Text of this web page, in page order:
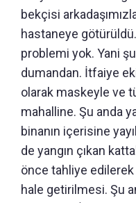
bekçisi
hastaneye
problemi yok. Yani
dumandan. İtfaiye
olarak maskeyle ve
mahalline. Şu anda
binanın içerisine
de yangın çıkan
önce tahliye
hale getirilmesi. Şu